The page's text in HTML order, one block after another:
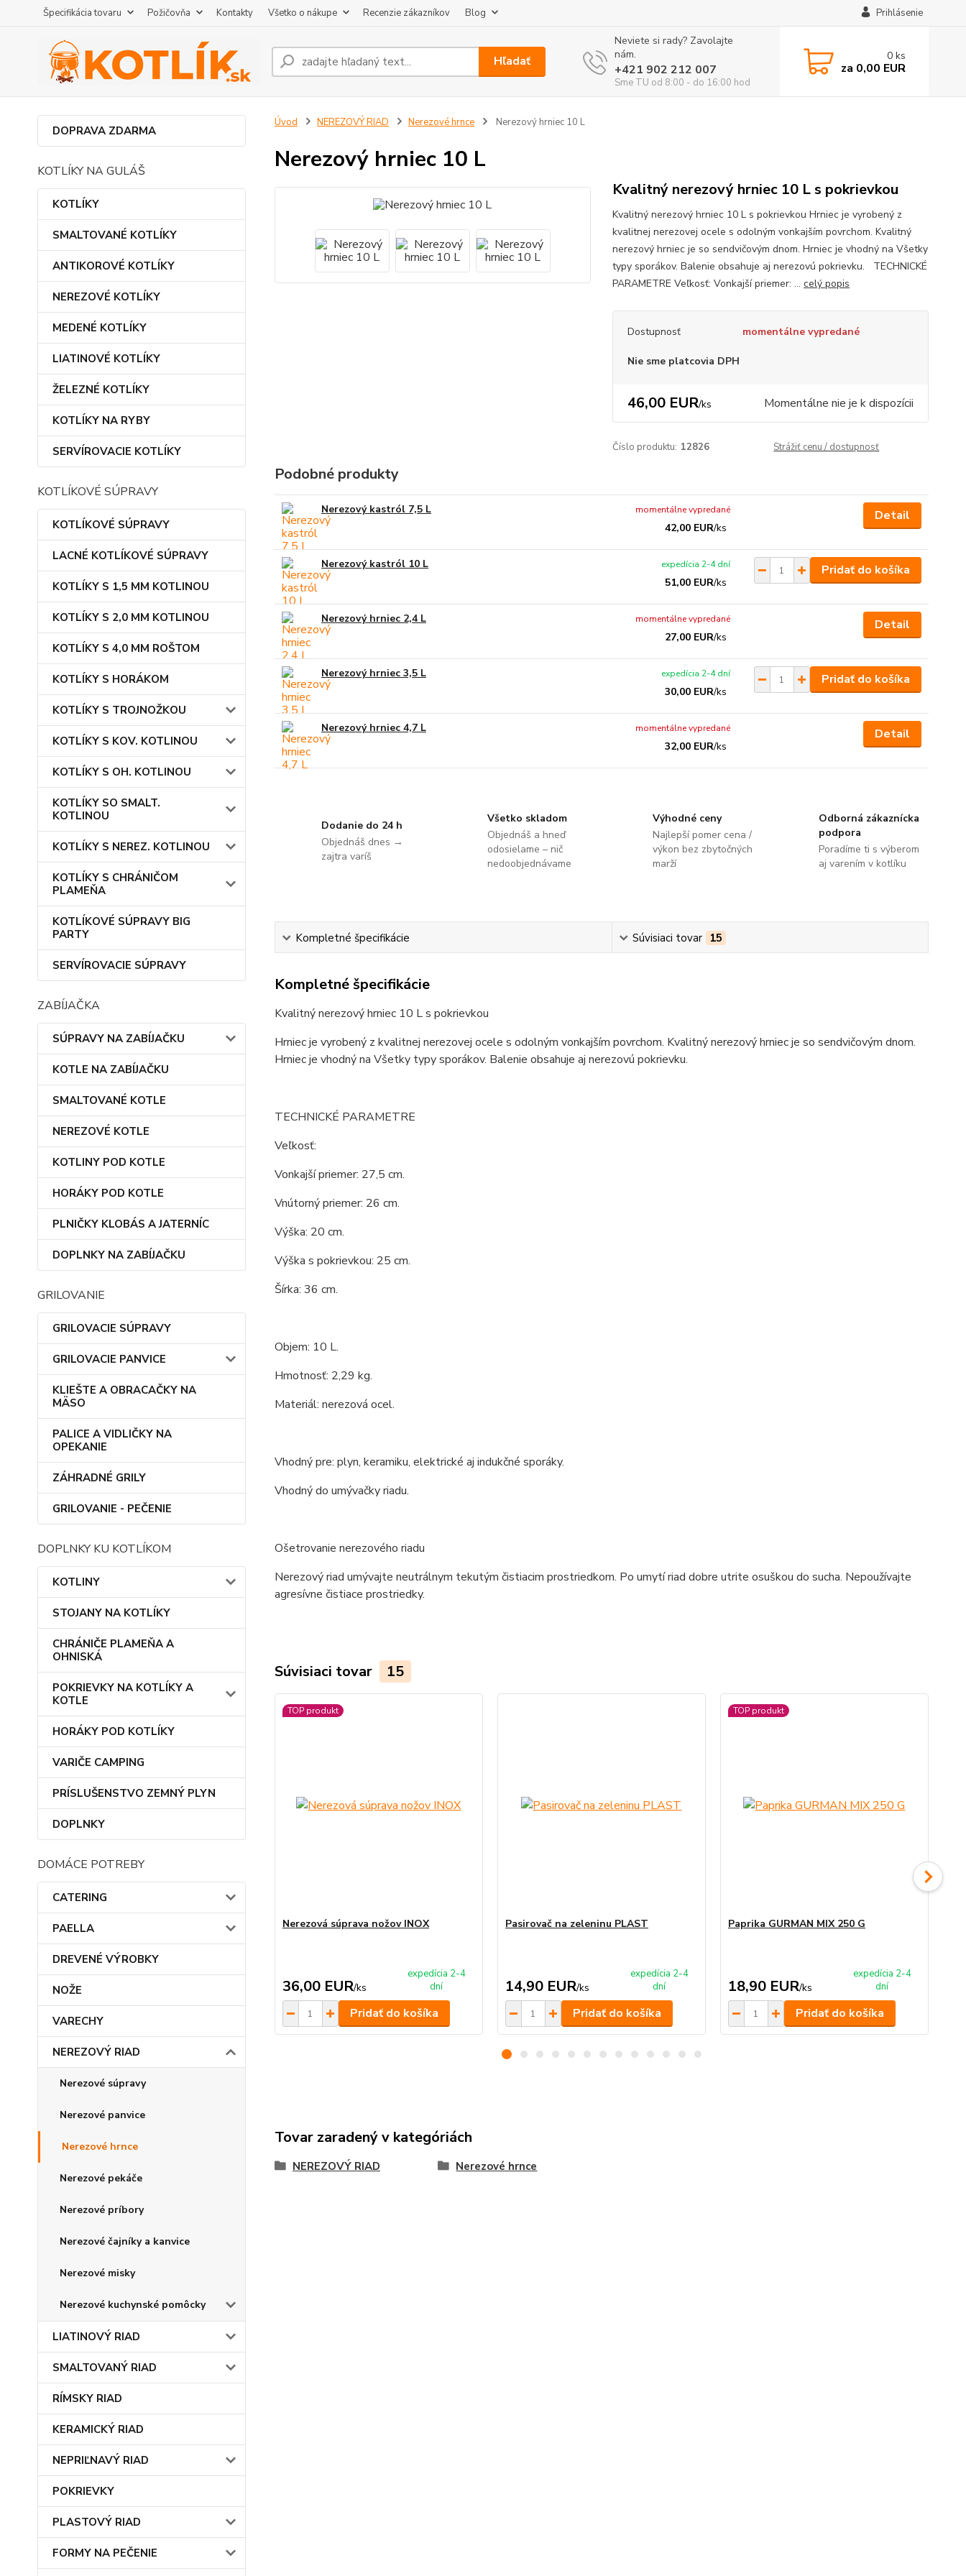
Špecifikácia tovaru Požičovňa Kontakty Všetko o nákupe Recenzie zákazníkov Blog Prihlásenie
Hľadať
Neviete si rady? Zavolajte
nám.
+421 902 212 007
Sme TU od 8:00 - do 16:00 hod
0 ks
za 0,00 EUR
DOPRAVA ZDARMA
KOTLÍKY NA GULÁŠ
KOTLÍKY
SMALTOVANÉ KOTLÍKY
ANTIKOROVÉ KOTLÍKY
NEREZOVÉ KOTLÍKY
MEDENÉ KOTLÍKY
LIATINOVÉ KOTLÍKY
ŽELEZNÉ KOTLÍKY
KOTLÍKY NA RYBY
SERVÍROVACIE KOTLÍKY
KOTLÍKOVÉ SÚPRAVY
KOTLÍKOVÉ SÚPRAVY
LACNÉ KOTLÍKOVÉ SÚPRAVY
KOTLÍKY S 1,5 MM KOTLINOU
KOTLÍKY S 2,0 MM KOTLINOU
KOTLÍKY S 4,0 MM ROŠTOM
KOTLÍKY S HORÁKOM
KOTLÍKY S TROJNOŽKOU
KOTLÍKY S KOV. KOTLINOU
KOTLÍKY S OH. KOTLINOU
KOTLÍKY SO SMALT.
KOTLINOU
KOTLÍKY S NEREZ. KOTLINOU
KOTLÍKY S CHRÁNIČOM
PLAMEŇA
KOTLÍKOVÉ SÚPRAVY BIG
PARTY
SERVÍROVACIE SÚPRAVY
ZABÍJAČKA
SÚPRAVY NA ZABÍJAČKU
KOTLE NA ZABÍJAČKU
SMALTOVANÉ KOTLE
NEREZOVÉ KOTLE
KOTLINY POD KOTLE
HORÁKY POD KOTLE
PLNIČKY KLOBÁS A JATERNÍC
DOPLNKY NA ZABÍJAČKU
GRILOVANIE
GRILOVACIE SÚPRAVY
GRILOVACIE PANVICE
KLIEŠTE A OBRACAČKY NA
MÄSO
PALICE A VIDLIČKY NA
OPEKANIE
ZÁHRADNÉ GRILY
GRILOVANIE - PEČENIE
DOPLNKY KU KOTLÍKOM
KOTLINY
STOJANY NA KOTLÍKY
CHRÁNIČE PLAMEŇA A
OHNISKÁ
POKRIEVKY NA KOTLÍKY A
KOTLE
HORÁKY POD KOTLÍKY
VARIČE CAMPING
PRÍSLUŠENSTVO ZEMNÝ PLYN
DOPLNKY
DOMÁCE POTREBY
CATERING
PAELLA
DREVENÉ VÝROBKY
NOŽE
VARECHY
NEREZOVÝ RIAD
Nerezové súpravy
Nerezové panvice
Nerezové hrnce
Nerezové pekáče
Nerezové príbory
Nerezové čajníky a kanvice
Nerezové misky
Nerezové kuchynské pomôcky
LIATINOVÝ RIAD
SMALTOVANÝ RIAD
RÍMSKY RIAD
KERAMICKÝ RIAD
NEPRIĽNAVÝ RIAD
POKRIEVKY
PLASTOVÝ RIAD
FORMY NA PEČENIE
Úvod NEREZOVÝ RIAD Nerezové hrnce Nerezový hrniec 10 L
Nerezový hrniec 10 L
Kvalitný nerezový hrniec 10 L s pokrievkou
Kvalitný nerezový hrniec 10 L s pokrievkou Hrniec je vyrobený z
kvalitnej nerezovej ocele s odolným vonkajším povrchom. Kvalitný
nerezový hrniec je so sendvičovým dnom. Hrniec je vhodný na Všetky
typy sporákov. Balenie obsahuje aj nerezovú pokrievku. TECHNICKÉ
PARAMETRE Veľkosť: Vonkajší priemer: ... celý popis
Dostupnosť momentálne vypredané
Nie sme platcovia DPH
46,00 EUR/ks Momentálne nie je k dispozícii
Číslo produktu: 12826 Strážiť cenu / dostupnosť
Podobné produkty
Nerezový kastról 7,5 L
42,00 EUR/ks
momentálne vypredané Detail
Nerezový kastról 10 L
51,00 EUR/ks
expedícia 2-4 dní Pridať do košíka
Nerezový hrniec 2,4 L
27,00 EUR/ks
momentálne vypredané Detail
Nerezový hrniec 3,5 L
30,00 EUR/ks
expedícia 2-4 dní Pridať do košíka
Nerezový hrniec 4,7 L
32,00 EUR/ks
momentálne vypredané Detail
Dodanie do 24 h
Objednáš dnes →
zajtra varíš
Všetko skladom
Objednáš a hneď
odosielame – nič
nedoobjednávame
Výhodné ceny
Najlepší pomer cena /
výkon bez zbytočných
marží
Odborná zákaznícka
podpora
Poradíme ti s výberom
aj varením v kotlíku
Kompletné špecifikácie Súvisiaci tovar 15
Kompletné špecifikácie
Kvalitný nerezový hrniec 10 L s pokrievkou
Hrniec je vyrobený z kvalitnej nerezovej ocele s odolným vonkajším povrchom. Kvalitný nerezový hrniec je so sendvičovým dnom.
Hrniec je vhodný na Všetky typy sporákov. Balenie obsahuje aj nerezovú pokrievku.
TECHNICKÉ PARAMETRE
Veľkosť:
Vonkajší priemer: 27,5 cm.
Vnútorný priemer: 26 cm.
Výška: 20 cm.
Výška s pokrievkou: 25 cm.
Šírka: 36 cm.
Objem: 10 L.
Hmotnosť: 2,29 kg.
Materiál: nerezová ocel.
Vhodný pre: plyn, keramiku, elektrické aj indukčné sporáky.
Vhodný do umývačky riadu.
Ošetrovanie nerezového riadu
Nerezový riad umývajte neutrálnym tekutým čistiacim prostriedkom. Po umytí riad dobre utrite osuškou do sucha. Nepoužívajte
agresívne čistiace prostriedky.
Súvisiaci tovar 15
TOP produkt
Nerezová súprava nožov INOX
36,00 EUR/ks
expedícia 2-4
dní
Pridať do košíka
Pasirovač na zeleninu PLAST
14,90 EUR/ks
expedícia 2-4
dní
Pridať do košíka
TOP produkt
Paprika GURMAN MIX 250 G
18,90 EUR/ks
expedícia 2-4
dní
Pridať do košíka
Tovar zaradený v kategóriách
NEREZOVÝ RIAD Nerezové hrnce